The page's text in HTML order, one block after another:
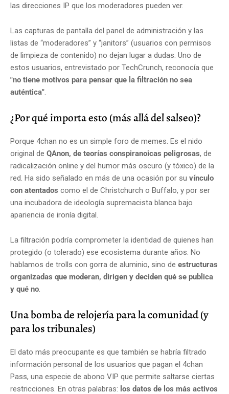
las direcciones IP que los moderadores pueden ver.
Las capturas de pantalla del panel de administración y las
listas de “moderadores” y “janitors” (usuarios con permisos
de limpieza de contenido) no dejan lugar a dudas. Uno de
estos usuarios, entrevistado por TechCrunch, reconocía que
"no tiene motivos para pensar que la filtración no sea
auténtica".
¿Por qué importa esto (más allá del salseo)?
Porque 4chan no es un simple foro de memes. Es el nido
original de QAnon, de teorías conspiranoicas peligrosas, de
radicalización online y del humor más oscuro (y tóxico) de la
red. Ha sido señalado en más de una ocasión por su vínculo
con atentados como el de Christchurch o Buffalo, y por ser
una incubadora de ideología supremacista blanca bajo
apariencia de ironía digital.
La filtración podría comprometer la identidad de quienes han
protegido (o tolerado) ese ecosistema durante años. No
hablamos de trolls con gorra de aluminio, sino de estructuras
organizadas que moderan, dirigen y deciden qué se publica
y qué no.
Una bomba de relojería para la comunidad (y
para los tribunales)
El dato más preocupante es que también se habría filtrado
información personal de los usuarios que pagan el 4chan
Pass, una especie de abono VIP que permite saltarse ciertas
restricciones. En otras palabras: los datos de los más activos